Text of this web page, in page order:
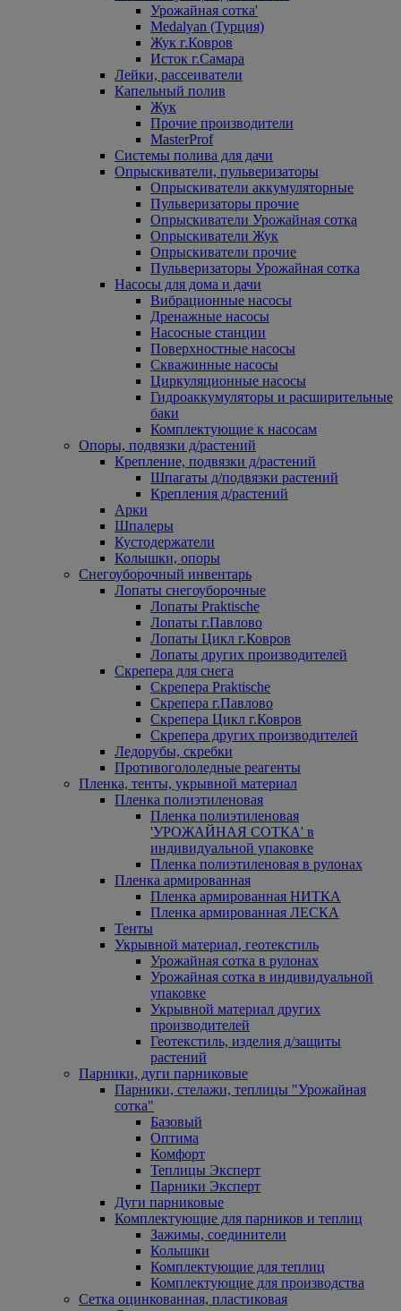
Урожайная сотка'
Medalyan (Турция)
Жук г.Ковров
Исток г.Самара
Лейки, рассеиватели
Капельный полив
Жук
Прочие производители
MasterProf
Системы полива для дачи
Опрыскиватели, пульверизаторы
Опрыскиватели аккумуляторные
Пульверизаторы прочие
Опрыскиватели Урожайная сотка
Опрыскиватели Жук
Опрыскиватели прочие
Пульверизаторы Урожайная сотка
Насосы для дома и дачи
Вибрационные насосы
Дренажные насосы
Насосные станции
Поверхностные насосы
Скважинные насосы
Циркуляционные насосы
Гидроаккумуляторы и расширительные
баки
Комплектующие к насосам
Опоры, подвязки д/растений
Крепление, подвязки д/растений
Шпагаты д/подвязки растений
Крепления д/растений
Арки
Шпалеры
Кустодержатели
Колышки, опоры
Снегоуборочный инвентарь
Лопаты снегоуборочные
Лопаты Praktische
Лопаты г.Павлово
Лопаты Цикл г.Ковров
Лопаты других производителей
Скрепера для снега
Скрепера Praktische
Скрепера г.Павлово
Скрепера Цикл г.Ковров
Скрепера других производителей
Ледорубы, скребки
Противогололедные реагенты
Пленка, тенты, укрывной материал
Пленка полиэтиленовая
Пленка полиэтиленовая
'УРОЖАЙНАЯ СОТКА' в
индивидуальной упаковке
Пленка полиэтиленовая в рулонах
Пленка армированная
Пленка армированная НИТКА
Пленка армированная ЛЕСКА
Тенты
Укрывной материал, геотекстиль
Урожайная сотка в рулонах
Урожайная сотка в индивидуальной
упаковке
Укрывной материал других
производителей
Геотекстиль, изделия д/защиты
растений
Парники, дуги парниковые
Парники, стелажи, теплицы "Урожайная
сотка"
Базовый
Оптима
Комфорт
Теплицы Эксперт
Парники Эксперт
Дуги парниковые
Комплектующие для парников и теплиц
Зажимы, соединители
Колышки
Комплектующие для теплиц
Комплектующие для производства
Сетка оцинкованная, пластиковая